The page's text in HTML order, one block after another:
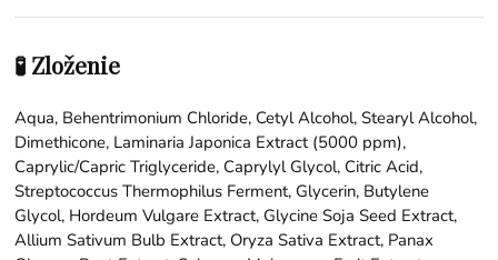
🧪 Zloženie
Aqua, Behentrimonium Chloride, Cetyl Alcohol, Stearyl Alcohol,
Dimethicone, Laminaria Japonica Extract (5000 ppm),
Caprylic/Capric Triglyceride, Caprylyl Glycol, Citric Acid,
Streptococcus Thermophilus Ferment, Glycerin, Butylene
Glycol, Hordeum Vulgare Extract, Glycine Soja Seed Extract,
Allium Sativum Bulb Extract, Oryza Sativa Extract, Panax